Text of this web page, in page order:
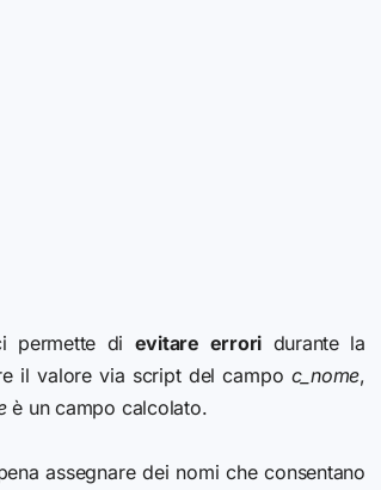
permette di evitare errori durante la
il valore via script del campo c_nome,
è un campo calcolato.
assegnare dei nomi che consentano